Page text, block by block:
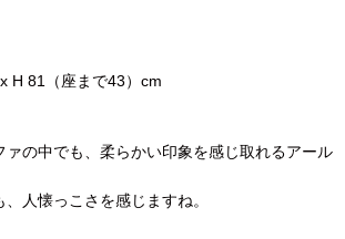
H 81（座まで43）cm
ァの中でも、柔らかい印象を感じ取れるアール
人懐っこさを感じますね。